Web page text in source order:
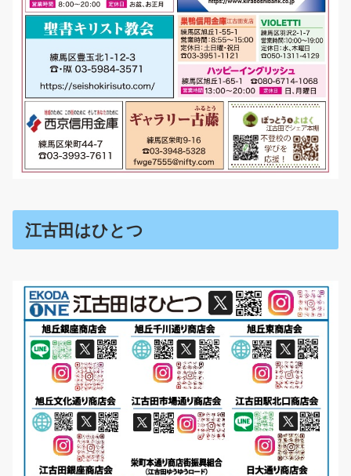
江古田はひとつ